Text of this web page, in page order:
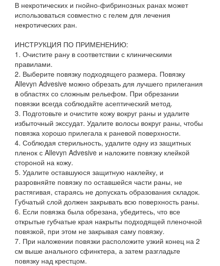
В некротических и гнойно-фибринозных ранах может
использоваться совместно с гелем для лечения
некротических ран.
ИНСТРУКЦИЯ ПО ПРИМЕНЕНИЮ:
1. Очистите рану в соответствии с клиническими
правилами.
2. Выберите повязку подходящего размера. Повязку
Allevyn Advesive можно обрезать для лучшего прилегания
в областях со сложным рельефом. При обрезании
повязки всегда соблюдайте асептический метод.
3. Подготовьте и очистите кожу вокруг раны и удалите
избыточный экссудат. Удалите волосы вокруг раны, чтобы
повязка хорошо прилегала к раневой поверхности.
4. Соблюдая стерильность, удалите одну из защитных
пленок с Allevyn Advesive и наложите повязку клейкой
стороной на кожу.
5. Удалите оставшуюся защитную наклейку, и
разровняйте повязку по оставшейся части раны, не
растягивая, стараясь не допускать образования складок.
Губчатый слой должен закрывать всю поверхность раны.
6. Если повязка была обрезана, убедитесь, что все
открытые губчатые края накрыты подходящей пленочной
повязкой, при этом не закрывая саму повязку.
7. При наложении повязки расположите узкий конец на 2
см выше анального сфинктера, а затем разгладьте
повязку над крестцом.